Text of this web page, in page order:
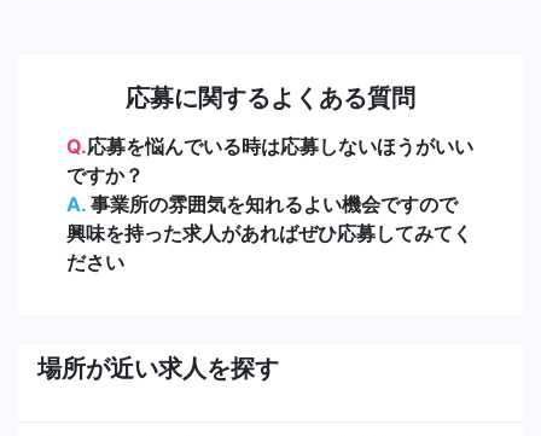
応募に関するよくある質問
Q.応募を悩んでいる時は応募しないほうがいい
ですか？
A. 事業所の雰囲気を知れるよい機会ですので
興味を持った求人があればぜひ応募してみてく
ださい
場所が近い求人を探す